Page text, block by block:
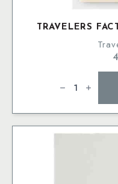
TRAVELERS
Factory
Refill
mängd